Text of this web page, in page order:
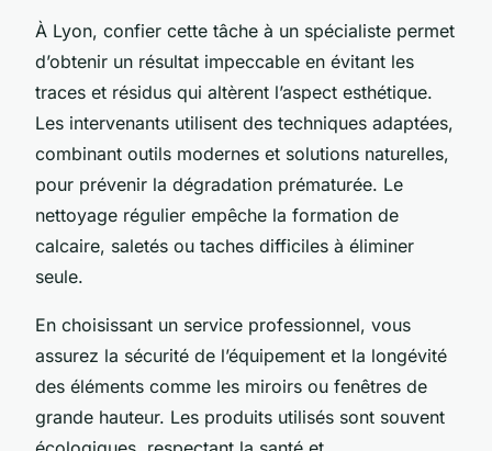
À Lyon, confier cette tâche à un spécialiste permet
d’obtenir un résultat impeccable en évitant les
traces et résidus qui altèrent l’aspect esthétique.
Les intervenants utilisent des techniques adaptées,
combinant outils modernes et solutions naturelles,
pour prévenir la dégradation prématurée. Le
nettoyage régulier empêche la formation de
calcaire, saletés ou taches difficiles à éliminer
seule.
En choisissant un service professionnel, vous
assurez la sécurité de l’équipement et la longévité
des éléments comme les miroirs ou fenêtres de
grande hauteur. Les produits utilisés sont souvent